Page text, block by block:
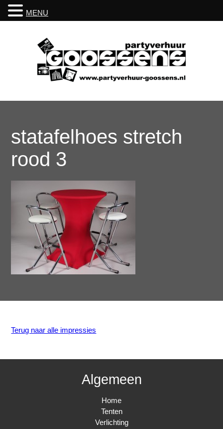
statafelhoes stretch
rood 3
Terug naar alle impressies
Algemeen
Home
Tenten
Verlichting
MENU